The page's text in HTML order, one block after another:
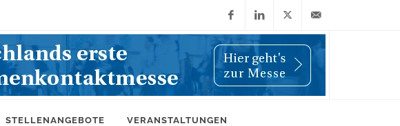
FacebookLinkedIn
X
(Twitter)
info@wiwi-
STELLENANGEBOTE VERANSTALTUNGEN